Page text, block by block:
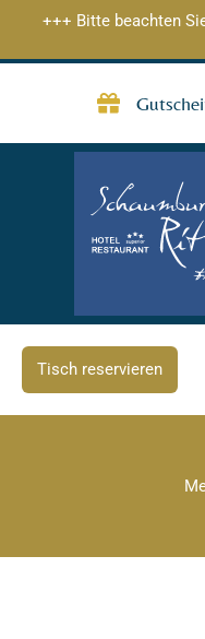
+++ Bitte beachten
Tisch reservieren